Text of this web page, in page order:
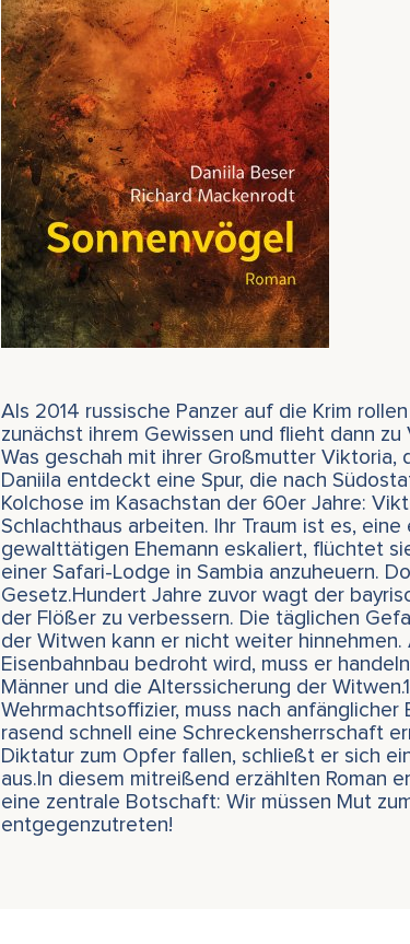
Als 2014 russische Panzer auf die Krim
zunächst ihrem Gewissen und flieht dann
Was geschah mit ihrer Großmutter Viktoria,
Daniila entdeckt eine Spur, die nach
Kolchose im Kasachstan der 60er Jahre:
Schlachthaus arbeiten. Ihr Traum ist es,
gewalttätigen Ehemann eskaliert, flüchtet
einer Safari-Lodge in Sambia anzuheuern.
Gesetz.Hundert Jahre zuvor wagt der
der Flößer zu verbessern. Die täglichen
der Witwen kann er nicht weiter
Eisenbahnbau bedroht wird, muss er
Männer und die Alterssicherung der
Wehrmachtsoffizier, muss nach
rasend schnell eine Schreckensherrschaft
Diktatur zum Opfer fallen, schließt er sich
aus.In diesem mitreißend erzählten Roman
eine zentrale Botschaft: Wir müssen Mut
entgegenzutreten!